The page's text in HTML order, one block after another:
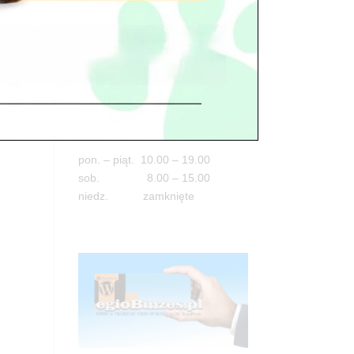
05-100 Nowy Dwór Mazowiecki
tel. 503 900 215
pon. – piąt. 10.00 – 19.00
sob. 8.00 – 15.00
niedz. zamknięte